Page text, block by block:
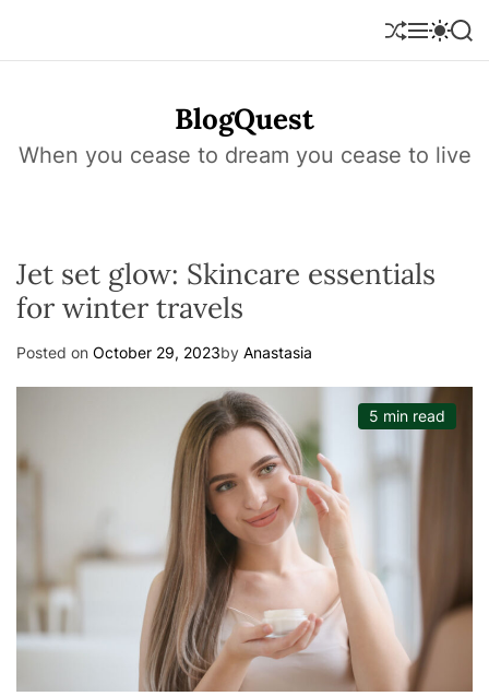
i
S
h
e
M
e
S
w
o
d
S
e
BlogQuest
When you cease to dream you cease to live
Jet set glow: Skincare essentials
for winter travels
Posted on October 29, 2023by Anastasia
5 min read